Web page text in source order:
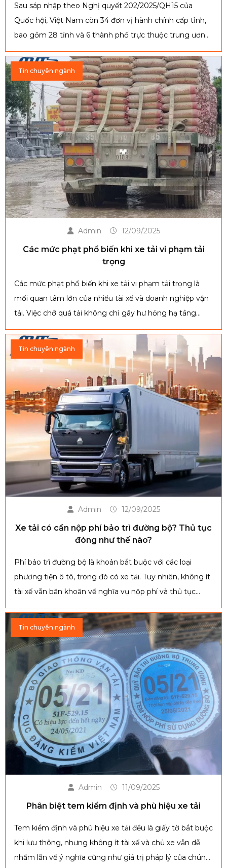
Sau sáp nhập theo Nghị quyết 202/2025/QH15 của
Quốc hội, Việt Nam còn 34 đơn vị hành chính cấp tỉnh,
bao gồm 28 tỉnh và 6 thành phố trực thuộc trung ương,
với mục tiêu sắp xếp tinh gọn bộ máy và mở rộng
không gian phát triển, bắt đầu hoạt động chính thức từ
ngày 01/7/2025.
Tin chuyên ngành
Admin 12/09/2025
Các mức phạt phổ biến khi xe tải vi phạm tải
trọng
Các mức phạt phổ biến khi xe tải vi phạm tải trọng là
mối quan tâm lớn của nhiều tài xế và doanh nghiệp vận
tải. Việc chở quá tải không chỉ gây hư hỏng hạ tầng
giao thông, tiềm ẩn nguy cơ tai nạn mà còn bị xử phạt
nghiêm khắc theo quy định pháp luật hiện hành.
Tin chuyên ngành
Admin 12/09/2025
Xe tải có cần nộp phí bảo trì đường bộ? Thủ tục
đóng như thế nào?
Phí bảo trì đường bộ là khoản bắt buộc với các loại
phương tiện ô tô, trong đó có xe tải. Tuy nhiên, không ít
tài xế vẫn băn khoăn về nghĩa vụ nộp phí và thủ tục
thực hiện ra sao. Bài viết dưới đây sẽ giúp bạn nắm rõ
quy định và hướng dẫn chi tiết cách đóng phí đúng luật.
Tin chuyên ngành
Admin 11/09/2025
Phân biệt tem kiểm định và phù hiệu xe tải
Tem kiểm định và phù hiệu xe tải đều là giấy tờ bắt buộc
khi lưu thông, nhưng không ít tài xế và chủ xe vẫn dễ
nhầm lẫn về ý nghĩa cũng như giá trị pháp lý của chúng.